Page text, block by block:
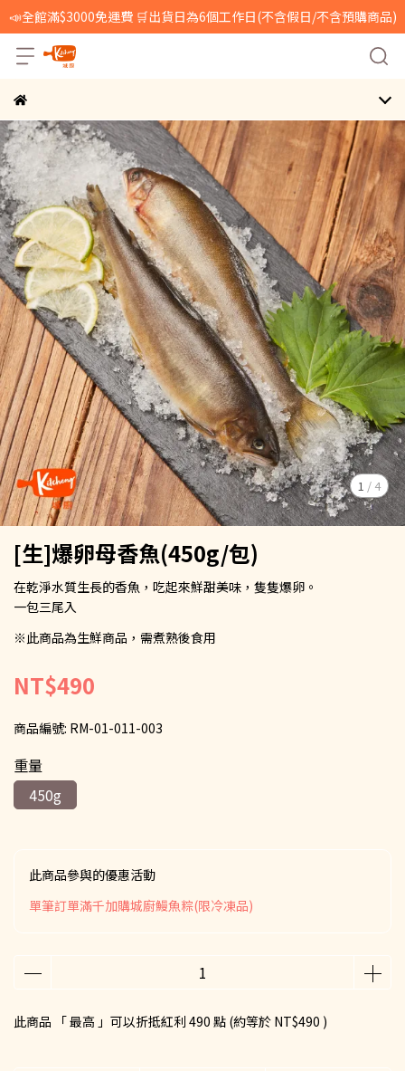
📣全館滿$3000免運費 🛒出貨日為6個工作日(不含假日/不含預購商品)
1 / 4
[生]爆卵母香魚(450g/包)
在乾淨水質生長的香魚，吃起來鮮甜美味，隻隻爆卵。
一包三尾入
※此商品為生鮮商品，需煮熟後食用
NT$490
商品編號: RM-01-011-003
重量
450g
此商品參與的優惠活動
單筆訂單滿千加購城廚鰻魚粽(限冷凍品)
此商品 「 最高 」可以折抵紅利 490 點 (約等於 NT$490 )